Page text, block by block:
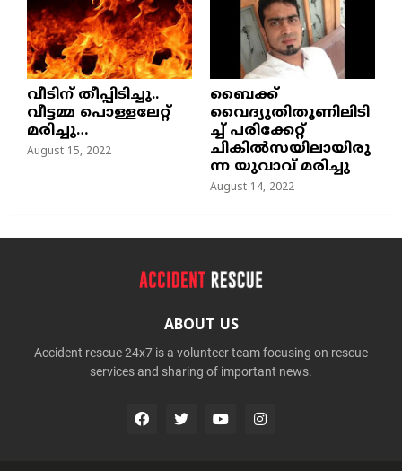
വീടിന് തീപ്പിടിച്ചു..
വീട്ടമ്മ പൊള്ളലേറ്റ്
മരിച്ചു…
August 15, 2022
ബൈക്ക്
വൈദ്യുതിതൂണിലിടി
ച്ച്‌ പരിക്കേറ്റ്
ചികില്‍സയിലായിരു
ന്ന യുവാവ് മരിച്ചു
August 14, 2022
ABOUT US
Accident rescue 24x7 is a volunteer team focusing on rescue
services and sharing of important news.